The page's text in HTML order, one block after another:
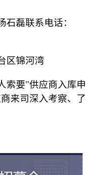
磊联系电话：
区锦河湾
索要"供应商入库申
来司深入考察、了